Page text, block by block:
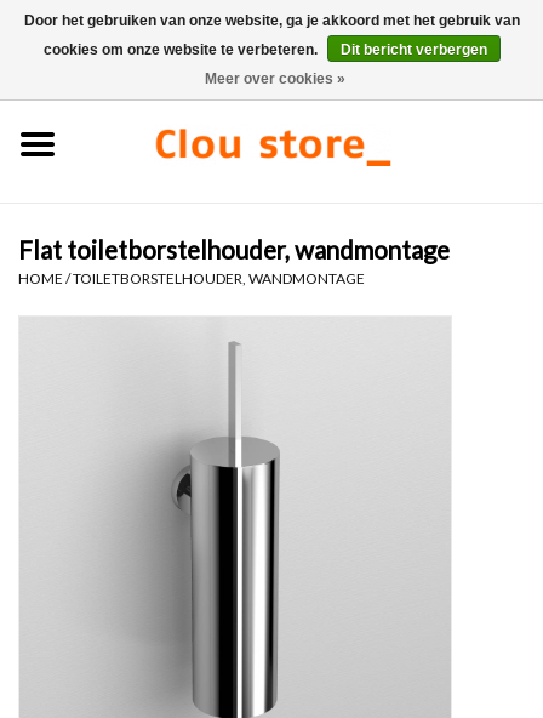
0 Artikelen - €0,00
Fonteinsets
Fonteinen
Flat toiletborstelhouder, wandmontage
HOME /TOILETBORSTELHOUDER, WANDMONTAGE
Door het gebruiken van onze website, ga je akkoord met het gebruik van
cookies om onze website te verbeteren.
Dit bericht verbergen
Meer over cookies »